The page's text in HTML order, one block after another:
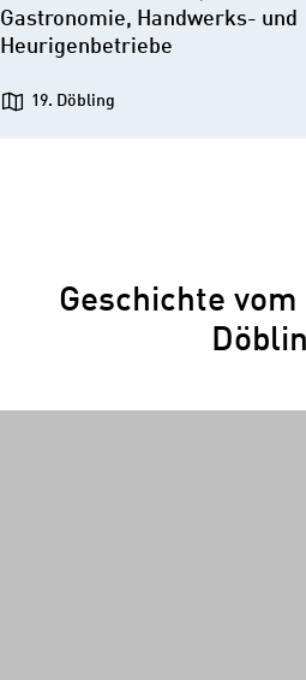
Gastronomie, Handwerks- und
Heurigenbetriebe
19. Döbling
Geschichte